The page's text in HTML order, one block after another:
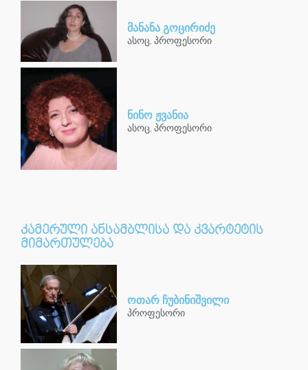
მანანა გოცირიძე
ასოც. პროფესორი
ნინო ჟვანია
ასოც. პროფესორი
კამერული ანსამბლისა და კვარტეტის
მიმართულება
ოთარ ჩუბინიშვილი
პროფესორი